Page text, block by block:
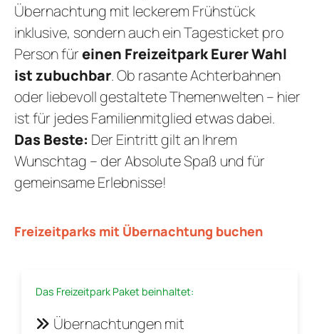
Übernachtung mit leckerem Frühstück
inklusive, sondern auch ein Tagesticket pro
Person füreinen Freizeitpark Eurer Wahl
ist zubuchbar. Ob rasante Achterbahnen
oder liebevoll gestaltete Themenwelten – hier
ist für jedes Familienmitglied etwas dabei.
Das Beste: Der Eintritt gilt an Ihrem
Wunschtag – der Absolute Spaß und für
gemeinsame Erlebnisse!
Freizeitparks mit Übernachtung buchen
Das Freizeitpark Paket beinhaltet:
Übernachtungen mit